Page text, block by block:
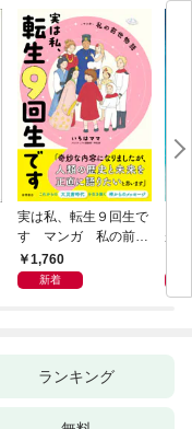
実は私、転生９回生で
す マンガ 私の前世
物語1,760
新着
が
ランキング